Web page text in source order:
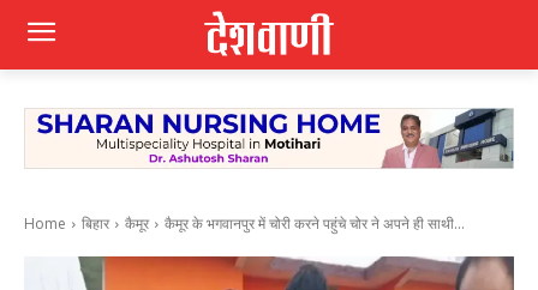
Home बिहार कैमूर कैमूर के भगवानपुर में चोरी करने पहुंचे चोर ने अपने ही साथी...